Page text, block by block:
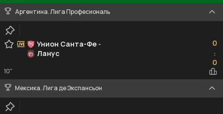
Аргентина. Лига Професиональ
Унион Санта-Фе -
Ланус
0
:0
0
10"
Мексика. Лига де Экспансьон